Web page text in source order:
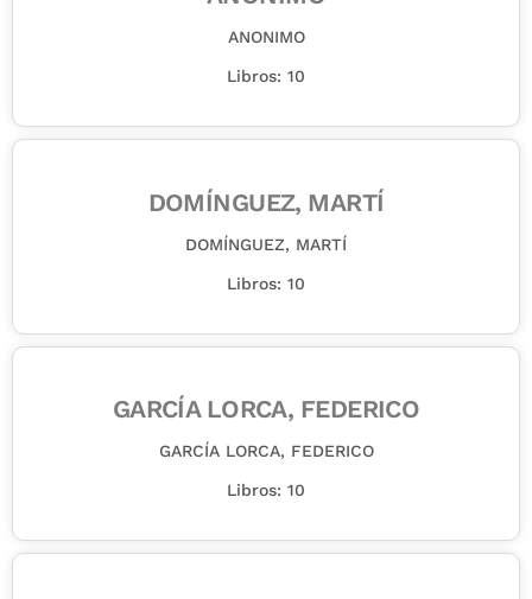
ANONIMO
Libros: 10
DOMÍNGUEZ, MARTÍ
DOMÍNGUEZ, MARTÍ
Libros: 10
GARCÍA LORCA, FEDERICO
GARCÍA LORCA, FEDERICO
Libros: 10